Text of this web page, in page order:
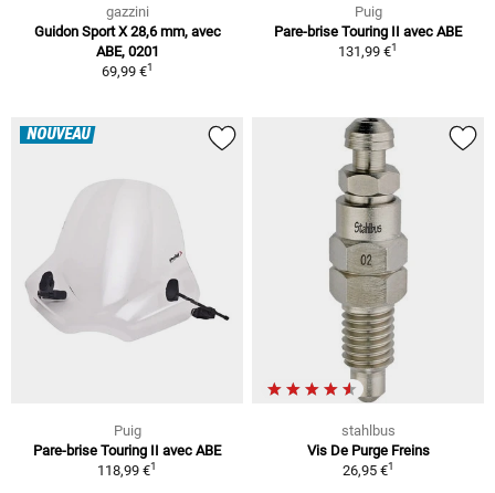
gazzini
Guidon Sport X 28,6 mm, avec
ABE, 0201
69,99 €1
Puig
Pare-brise Touring II avec ABE
131,99 €1
NOUVEAU
Puig
Pare-brise Touring II avec ABE
118,99 €1
stahlbus
Vis De Purge Freins
26,95 €1